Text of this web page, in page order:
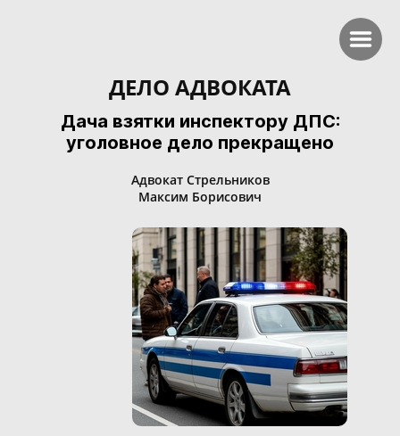
ДЕЛО АДВОКАТА
Дача взятки инспектору ДПС:
уголовное дело прекращено
Адвокат Стрельников
Максим Борисович